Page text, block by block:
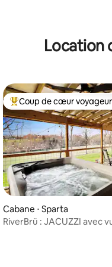
Location
moyenne sur la base de
Coups de cœur
Coup de cœur
Cabane ⋅ Sparta
RiverBrü : JACUZZI avec